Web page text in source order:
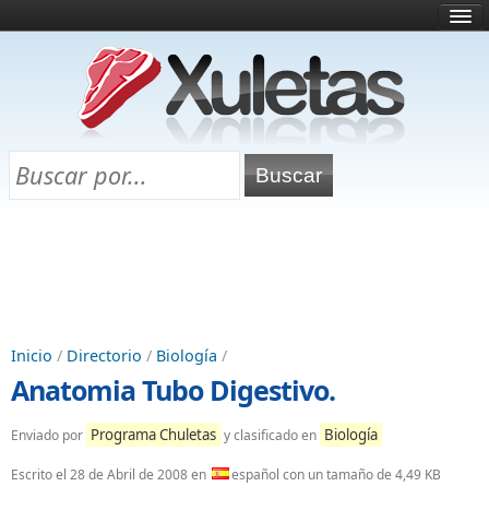
¿Qué es esto?
Directorio
Chuletas para exámenes
Inicio / Directorio / Biología /
Anatomia Tubo Digestivo.
Enviado por Programa Chuletas y clasificado en Biología
Escrito el 28 de Abril de 2008en español con un tamaño de 4,49 KB